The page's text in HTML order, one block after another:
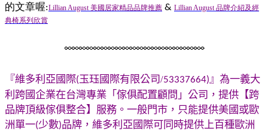
的文章喔:Lillian August 美國居家精品品牌推薦 & Lillian August 品牌介紹及經
典椅系列欣賞
『維多利亞國際(玉珏國際有限公司/53337664)』為一義大
利跨國企業在台灣專業「傢俱配置顧問」公司 ， 提供【跨
品牌頂級傢俱整合】服務。一般門市，只能提供美國或歐
洲單一(少數)品牌，維多利亞國際可同時提供上百種歐洲